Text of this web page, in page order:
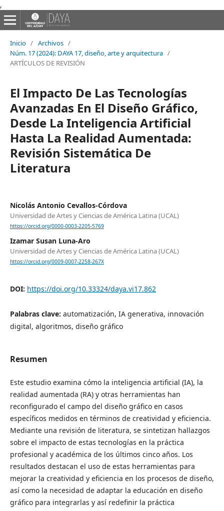
,
Inicio / Archivos /
Núm. 17 (2024): DAYA 17, diseño, arte y arquitectura /
ARTÍCULOS DE REVISIÓN
El Impacto De Las Tecnologías
Avanzadas En El Diseño Gráfico,
Desde La Inteligencia Artificial
Hasta La Realidad Aumentada:
Revisión Sistemática De
Literatura
Nicolás Antonio Cevallos-Córdova
Universidad de Artes y Ciencias de América Latina (UCAL)
https://orcid.org/0000-0003-2205-5769
Izamar Susan Luna-Aro
Universidad de Artes y Ciencias de América Latina (UCAL)
https://orcid.org/0009-0007-2258-267X
DOI: https://doi.org/10.33324/daya.vi17.862
Palabras clave: automatización, IA generativa, innovación
digital, algoritmos, diseño gráfico
Resumen
Este estudio examina cómo la inteligencia artificial (IA), la
realidad aumentada (RA) y otras herramientas han
reconfigurado el campo del diseño gráfico en casos
específicos medidos en términos de creatividad y eficiencia.
Mediante una revisión de literatura, se sintetizan hallazgos
sobre el impacto de estas tecnologías en la práctica
profesional y académica de los últimos cinco años. Los
resultados destacan el uso de estas herramientas para
mejorar la creatividad y eficiencia en los procesos de diseño,
así como la necesidad de adaptar la educación en diseño
gráfico para integrarlas y así redefinir la práctica